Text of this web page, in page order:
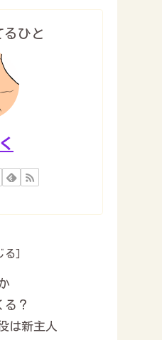
るひと
る？
は新主人